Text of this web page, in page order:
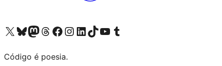
Acessar nossa conta do X (antigo Twitter)
Acessar nossa conta do Bluesky
Acessar nossa conta do Mastodon
Acessar nossa conta do Threads
Acessar nossa página do Facebook
Acessar nossa conta do Instagram
Acessar nossa conta do LinkedIn
Acessar nossa conta do TikTok
Acessar nosso canal do YouTube
Acessar nossa conta no Tumblr
Código é poesia.